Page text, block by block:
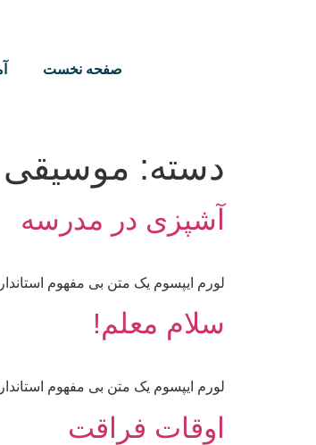
صفحه نخست
دسته: موسیقی
آشپزی در مدرسه
لورم ایپسوم یک متن بی مفهوم
سلام معلم!
لورم ایپسوم یک متن بی مفهوم
اوقات فراقت